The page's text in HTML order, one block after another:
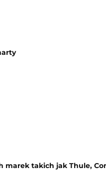
marek takich jak Thule,